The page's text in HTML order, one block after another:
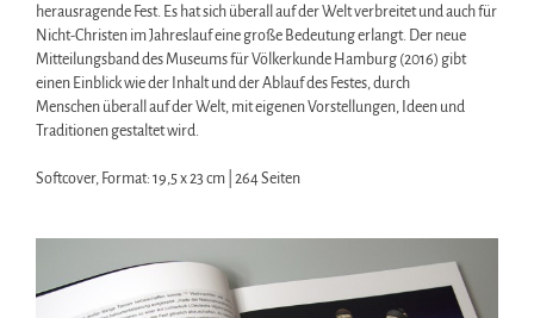
herausragende Fest. Es hat sich überall auf der Welt verbreitet und auch für
Nicht-Christen im Jahreslauf eine große Bedeutung erlangt. Der neue
Mitteilungsband des Museums für Völkerkunde Hamburg (2016) gibt
einen Einblick wie der Inhalt und der Ablauf des Festes, durch
Menschen überall auf der Welt, mit eigenen Vorstellungen, Ideen und
Traditionen gestaltet wird.
Softcover, Format: 19,5 x 23 cm | 264 Seiten